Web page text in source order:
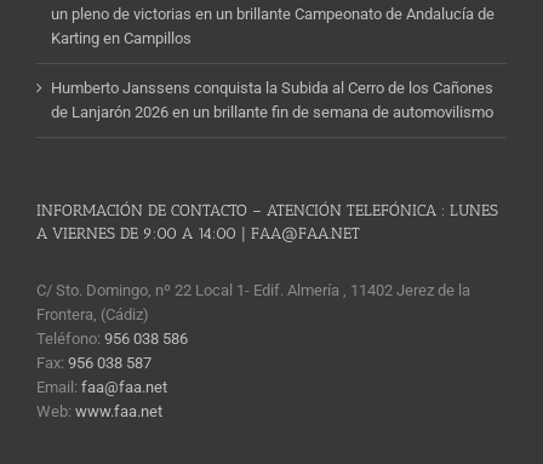
un pleno de victorias en un brillante Campeonato de Andalucía de
Karting en Campillos
Humberto Janssens conquista la Subida al Cerro de los Cañones
de Lanjarón 2026 en un brillante fin de semana de automovilismo
INFORMACIÓN DE CONTACTO – ATENCIÓN TELEFÓNICA : LUNES
A VIERNES DE 9:00 A 14:00 | FAA@FAA.NET
C/ Sto. Domingo, nº 22 Local 1- Edif. Almería , 11402 Jerez de la
Frontera, (Cádiz)
Teléfono: 956 038 586
Fax: 956 038 587
Email: faa@faa.net
Web: www.faa.net